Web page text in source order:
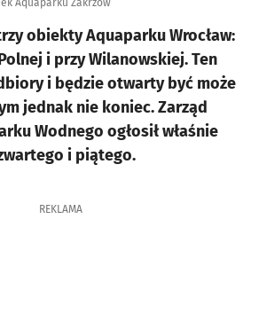
Aquaparku Zakrzów
obiekty Aquaparku Wrocław:
i przy Wilanowskiej. Ten
i będzie otwarty być może
jednak nie koniec. Zarząd
Wodnego ogłosił właśnie
i piątego.
REKLAMA